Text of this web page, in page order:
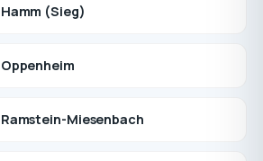
(Sieg)
Miesenbach